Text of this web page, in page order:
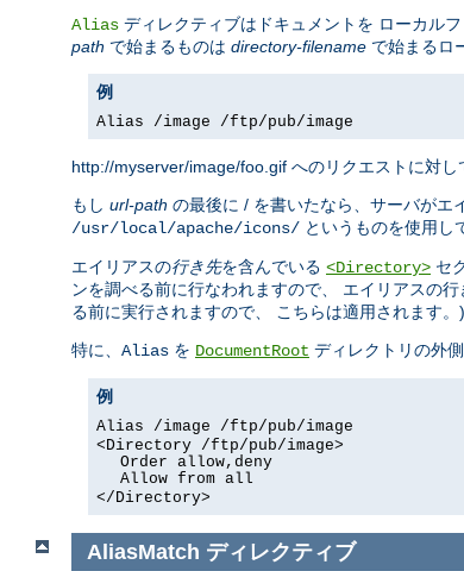
Alias ディレクティブはドキュメントを ローカル
path で始まるものは directory-filename で始まるロ
例
Alias /image /ftp/pub/image
http://myserver/image/foo.gif へのリクエストに対
もし url-path の最後に / を書いたなら、サーバがエ
/usr/local/apache/icons/ というものを使用し
エイリアスの行き先を含んでいる <Directory> セ
ンを調べる前に行なわれますので、 エイリアスの行
る前に実行されますので、 こちらは適用されます。)
特に、 Alias を DocumentRoot ディレクトリの外
例
Alias /image /ftp/pub/image
<Directory /ftp/pub/image>
Order allow,deny
Allow from all
</Directory>
AliasMatch ディレクティブ